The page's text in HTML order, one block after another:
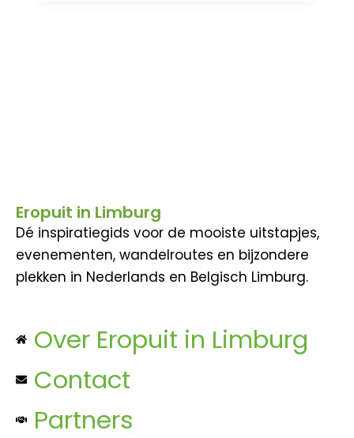
Eropuit in Limburg
Dé inspiratiegids voor de mooiste uitstapjes,
evenementen, wandelroutes en bijzondere
plekken in Nederlands en Belgisch Limburg.
Over Eropuit in Limburg
Contact
Partners